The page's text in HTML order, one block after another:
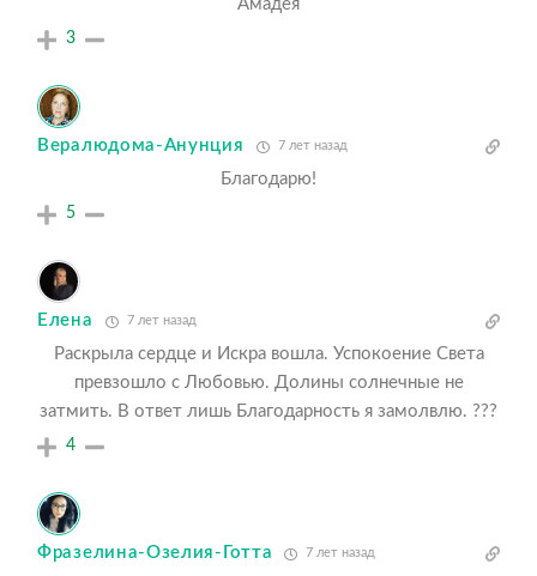
Амадея
3
Вералюдома-Анунция 7 лет назад
Благодарю!
5
Елена 7 лет назад
Раскрыла сердце и Искра вошла. Успокоение Света
превзошло с Любовью. Долины солнечные не
затмить. В ответ лишь Благодарность я замолвлю. ???
4
Фразелина-Озелия-Готта 7 лет назад